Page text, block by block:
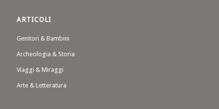
ARTICOLI
Genitori & Bambini
Archeologia & Storia
Viaggi & Miraggi
Arte & Letteratura